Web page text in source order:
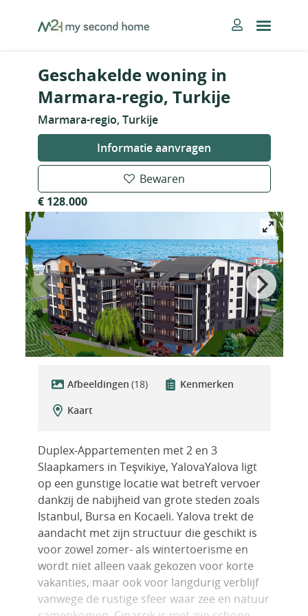
MySecondHome
Geschakelde woning in
Marmara-regio, Turkije
Marmara-regio, Turkije
Informatie aanvragen
Bewaren
€ 128.000
Afbeeldingen (18)
Kenmerken
Kaart
Duplex-Appartementen met 2 en 3
Slaapkamers in Teşvikiye, YalovaYalova ligt
op een gunstige locatie wat betreft vervoer
dankzij de nabijheid van grote steden zoals
Istanbul, Bursa en Kocaeli. Yalova trekt de
aandacht met zijn structuur die geschikt is
voor zowel zomer- als wintertoerisme en
wordt niet alleen vaak gekozen voor korte
vakanties, maar ook voor langdurig verblijf
vanwege de rustige sfeer waar zee en natuur